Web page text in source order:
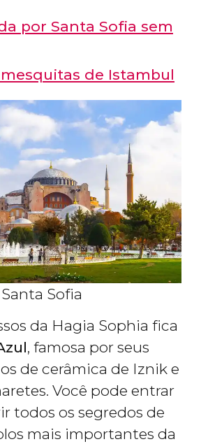
por Santa Sofia sem
de Istambul
Sofia
da Hagia Sophia fica
, famosa por seus
de cerâmica de Iznik e
Você pode entrar
todos os segredos de
mais importantes da